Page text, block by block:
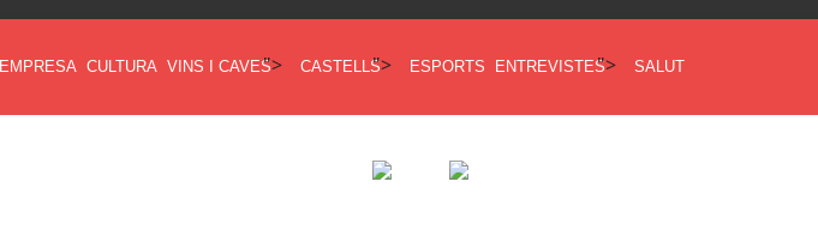
EMPRESA CULTURA VINS I CAVES"> CASTELLS"> ESPORTS ENTREVISTES"> SALUT